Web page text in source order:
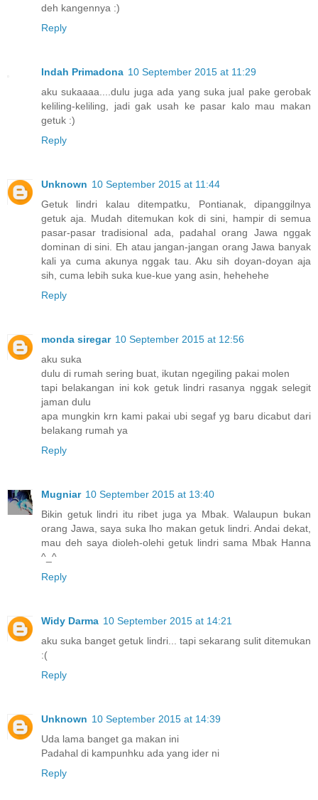
deh kangennya :)
Reply
Indah Primadona 10 September 2015 at 11:29
aku sukaaaa....dulu juga ada yang suka jual pake gerobak
keliling-keliling, jadi gak usah ke pasar kalo mau makan
getuk :)
Reply
Unknown 10 September 2015 at 11:44
Getuk lindri kalau ditempatku, Pontianak, dipanggilnya
getuk aja. Mudah ditemukan kok di sini, hampir di semua
pasar-pasar tradisional ada, padahal orang Jawa nggak
dominan di sini. Eh atau jangan-jangan orang Jawa banyak
kali ya cuma akunya nggak tau. Aku sih doyan-doyan aja
sih, cuma lebih suka kue-kue yang asin, hehehehe
Reply
monda siregar 10 September 2015 at 12:56
aku suka
dulu di rumah sering buat, ikutan ngegiling pakai molen
tapi belakangan ini kok getuk lindri rasanya nggak selegit
jaman dulu
apa mungkin krn kami pakai ubi segaf yg baru dicabut dari
belakang rumah ya
Reply
Mugniar 10 September 2015 at 13:40
Bikin getuk lindri itu ribet juga ya Mbak. Walaupun bukan
orang Jawa, saya suka lho makan getuk lindri. Andai dekat,
mau deh saya dioleh-olehi getuk lindri sama Mbak Hanna
^_^
Reply
Widy Darma 10 September 2015 at 14:21
aku suka banget getuk lindri... tapi sekarang sulit ditemukan
:(
Reply
Unknown 10 September 2015 at 14:39
Uda lama banget ga makan ini
Padahal di kampunhku ada yang ider ni
Reply